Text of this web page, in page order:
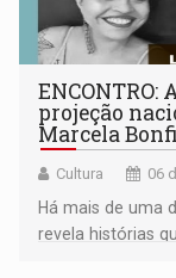
projeção
Marcela
Cultura 06
Há mais de uma
revela histórias